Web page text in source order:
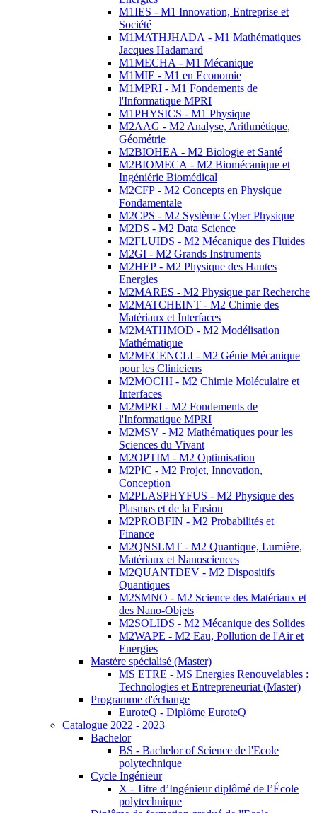
M1IES - M1 Innovation, Entreprise et
Société
M1MATHJHADA - M1 Mathématiques
Jacques Hadamard
M1MECHA - M1 Mécanique
M1MIE - M1 en Economie
M1MPRI - M1 Fondements de
l'Informatique MPRI
M1PHYSICS - M1 Physique
M2AAG - M2 Analyse, Arithmétique,
Géométrie
M2BIOHEA - M2 Biologie et Santé
M2BIOMECA - M2 Biomécanique et
Ingéniérie Biomédical
M2CFP - M2 Concepts en Physique
Fondamentale
M2CPS - M2 Système Cyber Physique
M2DS - M2 Data Science
M2FLUIDS - M2 Mécanique des Fluides
M2GI - M2 Grands Instruments
M2HEP - M2 Physique des Hautes
Energies
M2MARES - M2 Physique par Recherche
M2MATCHEINT - M2 Chimie des
Matériaux et Interfaces
M2MATHMOD - M2 Modélisation
Mathématique
M2MECENCLI - M2 Génie Mécanique
pour les Cliniciens
M2MOCHI - M2 Chimie Moléculaire et
Interfaces
M2MPRI - M2 Fondements de
l'Informatique MPRI
M2MSV - M2 Mathématiques pour les
Sciences du Vivant
M2OPTIM - M2 Optimisation
M2PIC - M2 Projet, Innovation,
Conception
M2PLASPHYFUS - M2 Physique des
Plasmas et de la Fusion
M2PROBFIN - M2 Probabilités et
Finance
M2QNSLMT - M2 Quantique, Lumière,
Matériaux et Nanosciences
M2QUANTDEV - M2 Dispositifs
Quantiques
M2SMNO - M2 Science des Matériaux et
des Nano-Objets
M2SOLIDS - M2 Mécanique des Solides
M2WAPE - M2 Eau, Pollution de l'Air et
Energies
Mastère spécialisé (Master)
MS ETRE - MS Energies Renouvelables :
Technologies et Entrepreneuriat (Master)
Programme d'échange
EuroteQ - Diplôme EuroteQ
Catalogue 2022 - 2023
Bachelor
BS - Bachelor of Science de l'Ecole
polytechnique
Cycle Ingénieur
X - Titre d’Ingénieur diplômé de l’École
polytechnique